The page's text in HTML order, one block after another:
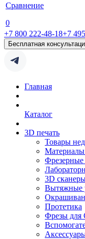
Сравнение
0
+7 800 222-48-18+7
Бесплатная
Главная
Каталог
3D печать
Товары
3D
Вытяжные
Протетика
Фрезы для